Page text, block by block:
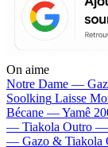
On aime
Notre Dame —
Soolking Laisse
Bécane —Yamê
— Tiakola Outro —
— Gazo & Tiakola